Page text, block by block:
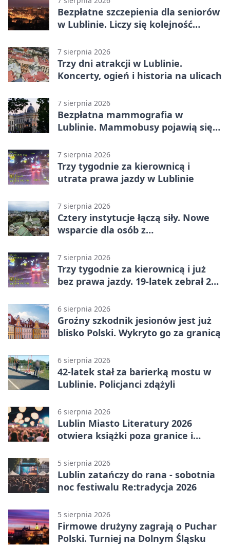
Bezpłatne szczepienia dla seniorów
w Lublinie. Liczy się kolejność
7 sierpnia 2026
Trzy dni atrakcji w Lublinie.
Koncerty, ogień i historia na ulicach
7 sierpnia 2026
Bezpłatna mammografia w
Lublinie. Mammobusy pojawią się
7 sierpnia 2026
Trzy tygodnie za kierownicą i
utrata prawa jazdy w Lublinie
7 sierpnia 2026
Cztery instytucje łączą siły. Nowe
wsparcie dla osób z
7 sierpnia 2026
Trzy tygodnie za kierownicą i już
bez prawa jazdy. 19-latek zebrał 23
6 sierpnia 2026
Groźny szkodnik jesionów jest już
blisko Polski. Wykryto go za granicą
6 sierpnia 2026
42-latek stał za barierką mostu w
Lublinie. Policjanci zdążyli
6 sierpnia 2026
Lublin Miasto Literatury 2026
otwiera książki poza granice i
5 sierpnia 2026
Lublin zatańczy do rana - sobotnia
noc festiwalu Re:tradycja 2026
5 sierpnia 2026
Firmowe drużyny zagrają o Puchar
Polski. Turniej na Dolnym Śląsku